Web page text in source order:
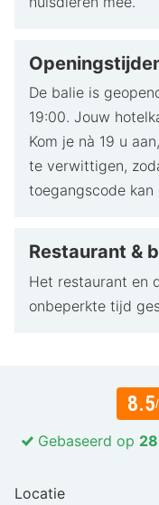
De balie is
19:00. Jouw
Kom je nà 19 u
te verwittigen,
toegangscode kan
Restaurant &
Het restaurant en
onbeperkte tijd
8.5
Gebaseerd op
Locatie